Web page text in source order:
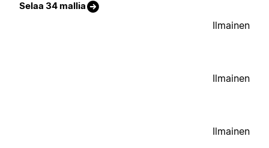
Selaa 34 mallia
Ilmainen
Ilmainen
Ilmainen